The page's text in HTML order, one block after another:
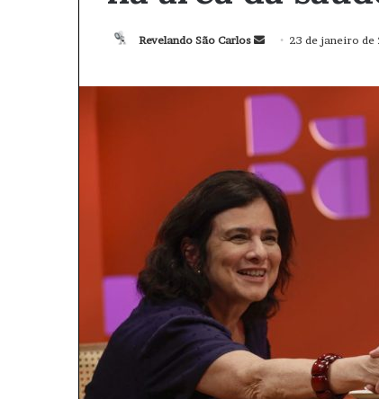
Revelando São Carlos
m
e
-
m
a
i
l
23 de janeiro de